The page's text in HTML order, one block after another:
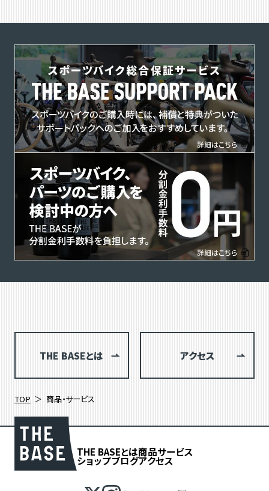
THE BASEとは アクセス
TOP 商品・サービス
THE BASEとは商品サービス
ショップブログアクセス